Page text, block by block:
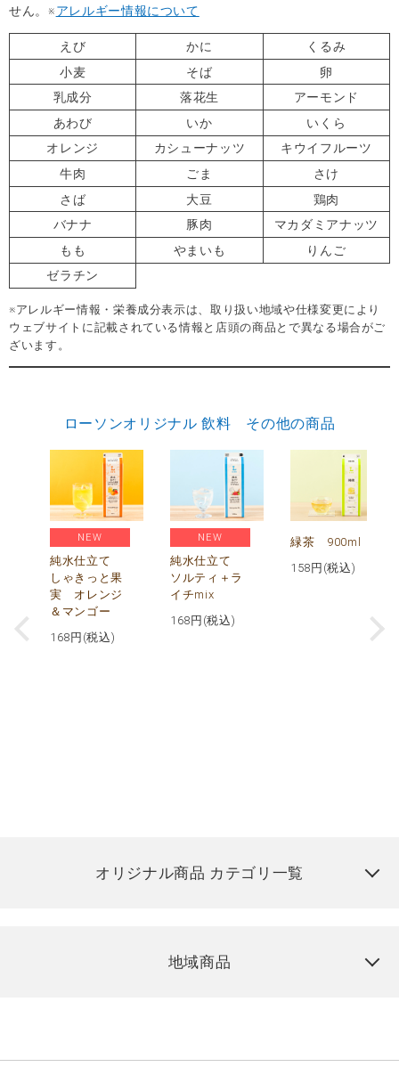
せん。※アレルギー情報について
えび かに
くるみ
小麦
そば
卵
乳成分
落花生
アーモンド
あわび
いか
いくら
オレンジ
カシューナッツ
キウイフルーツ
牛肉
ごま
さけ
さば
大豆
鶏肉
バナナ
豚肉
マカダミアナッツ
もも
やまいも
りんご
ゼラチン
※アレルギー情報・栄養成分表示は、取り扱い地域や仕様変更により
ウェブサイトに記載されている情報と店頭の商品とで異なる場合がご
ざいます。
ローソンオリジナル 飲料 その他の商品
NEW
純水仕立て
しゃきっと果
実 オレンジ
＆マンゴー
168 円(税込)
NEW
純水仕立て
ソルティ＋ラ
イチmix
168 円(税込)
緑茶 900ml
158 円(税込)
オリジナル商品 カテゴリ一覧
地域商品